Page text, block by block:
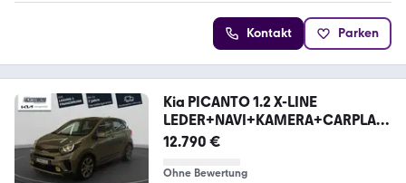
Kontakt Parken
Kia PICANTO 1.2 X-LINE
LEDER+NAVI+KAMERA+CARPLAY
+SIT
12.790 €
Ohne Bewertung